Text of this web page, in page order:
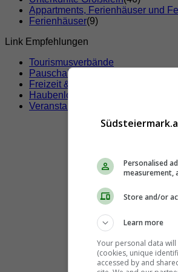
Appartments, Ferienhäuser und
Ferienhäuser(9)
Link Empfehlungen
Tourismusverbände
Pauschalangebote
Freizeit & Sport
Haubenlokale
Veranstaltungen
Personalised
measurement,
Store and/or
Learn more
Your personal data
(cookies, unique
accessed by and